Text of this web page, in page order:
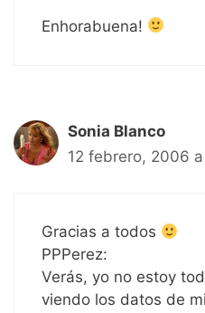
Enhorabuena!
Sonia Blanco
12 febrero, 2006
Gracias a todos
PPPerez:
Verás, yo no estoy
viendo los datos de